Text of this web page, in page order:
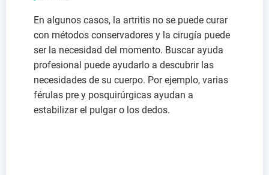
En algunos casos, la artritis no se puede curar
con métodos conservadores y la cirugía puede
ser la necesidad del momento. Buscar ayuda
profesional puede ayudarlo a descubrir las
necesidades de su cuerpo. Por ejemplo, varias
férulas pre y posquirúrgicas ayudan a
estabilizar el pulgar o los dedos.